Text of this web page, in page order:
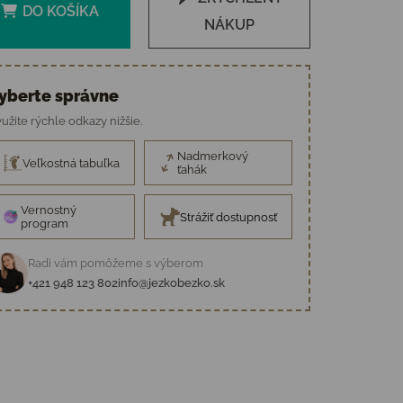
DO KOŠÍKA
NÁKUP
správne
rýchle odkazy nižšie.
Veľkostná tabuľka
Nadmerkový
ťahák
Vernostný
program
Strážiť dostupnosť
Radi vám pomôžeme s výberom
+421 948 123 802info@jezkobezko.sk